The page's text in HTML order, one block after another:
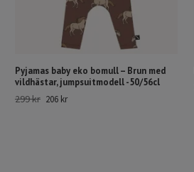
Pyjamas baby eko bomull – Brun med
vildhästar, jumpsuitmodell -50/56cl
299 kr 206 kr